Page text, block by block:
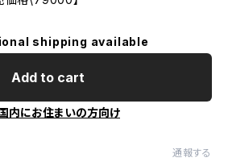
shipping available
Add to cart
内にお住まいの方向け
通報する